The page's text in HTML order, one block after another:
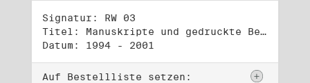
Signatur: RW 03
Titel: Manuskripte und gedruckte Belege (3)
Datum: 1994 - 2001
Auf Bestellliste setzen: